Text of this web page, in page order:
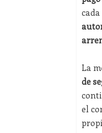
La
de
el